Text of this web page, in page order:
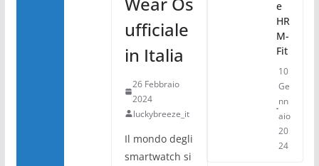
ufficiale
in Italia
26 Febbraio
2024
luckybreeze_it
Il mondo degli
smartwatch si
e
HR
M-
Fit
10
Ge
nn
aio
20
24